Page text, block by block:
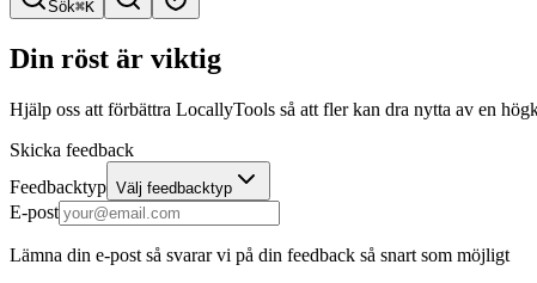
Sök⌘K
Sök verktyg
Snabbsök efter verktyg
Din röst är viktig
Hjälp oss att förbättra LocallyTools så att fler kan dra nytta av en
Skicka feedback
Feedbacktyp Välj feedbacktyp
E-post
Lämna din e-post så svarar vi på din feedback så snart som möjligt